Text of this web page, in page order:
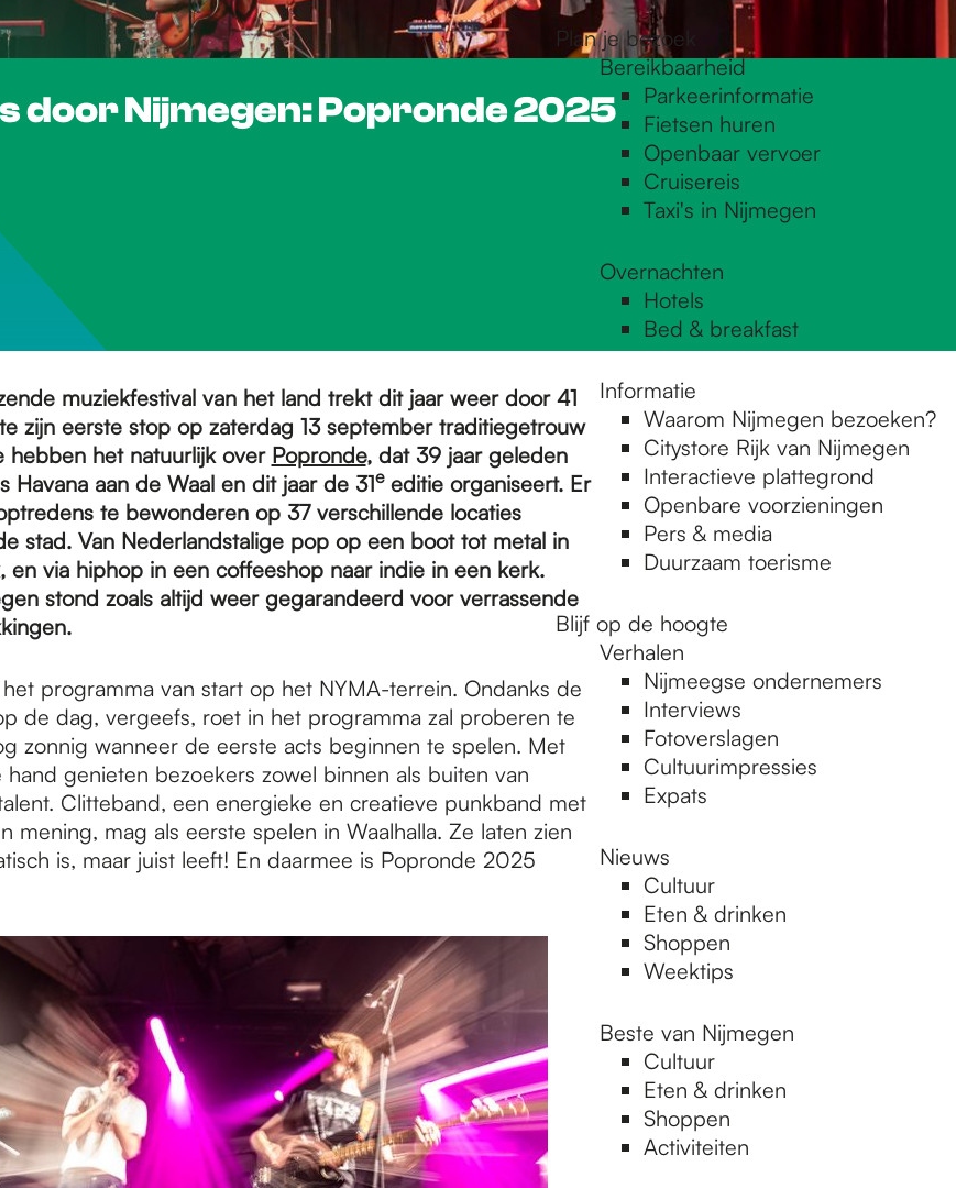
Plan je bezoek
Bereikbaarheid
Parkeerinformatie
Fietsen huren
Openbaar vervoer
Cruisereis
Taxi's in Nijmegen
Overnachten
Hotels
Bed & breakfast
Informatie
Waarom Nijmegen bezoeken?
Citystore Rijk van Nijmegen
Interactieve plattegrond
Openbare voorzieningen
Pers & media
Duurzaam toerisme
Blijf op de hoogte
Verhalen
Nijmeegse ondernemers
Interviews
Fotoverslagen
Cultuurimpressies
Expats
Nieuws
Cultuur
Eten & drinken
Shoppen
Weektips
Beste van Nijmegen
Cultuur
Eten & drinken
Shoppen
Activiteiten
door Nijmegen: Popronde 2025
muziekfestival van het land trekt dit jaar weer door 41
zijn eerste stop op zaterdag 13 september traditiegetrouw
hebben het natuurlijk over Popronde, dat 39 jaar geleden
Havana aan de Waal en dit jaar de 31eeditie organiseert. Er
te bewonderen op 37 verschillende locaties
stad. Van Nederlandstalige pop op een boot tot metal in
en via hiphop in een coffeeshop naar indie in een kerk.
stond zoals altijd weer gegarandeerd voor verrassende
het programma van start op het NYMA-terrein. Ondanks de
de dag, vergeefs, roet in het programma zal proberen te
zonnig wanneer de eerste acts beginnen te spelen. Met
genieten bezoekers zowel binnen als buiten van
Clitteband, een energieke en creatieve punkband met
mening, mag als eerste spelen in Waalhalla. Ze laten zien
is, maar juist leeft! En daarmee is Popronde 2025